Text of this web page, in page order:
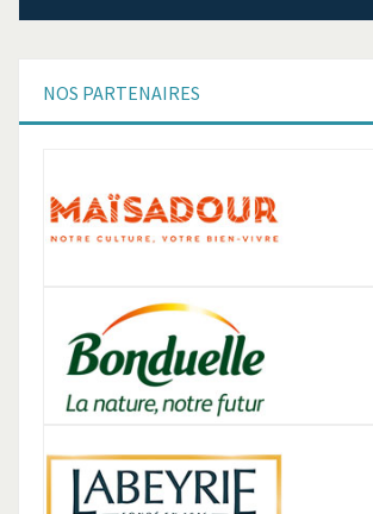
NOS PARTENAIRES